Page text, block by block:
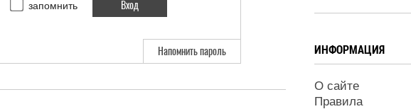
запомнить
Напомнить пароль ИНФОРМАЦИЯ
О сайте
Правила